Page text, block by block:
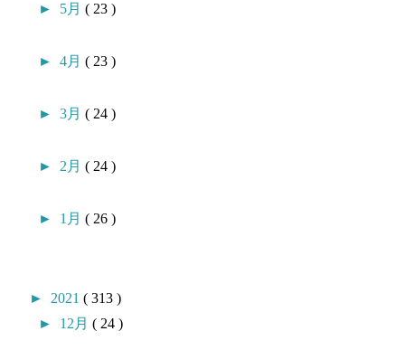
► 5月( 23 )
►4月( 23 )
►3月( 24 )
► 2月( 24 )
► 1月( 26 )
► 2021( 313 )
► 12月( 24 )